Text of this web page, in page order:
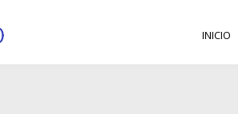
INICIO